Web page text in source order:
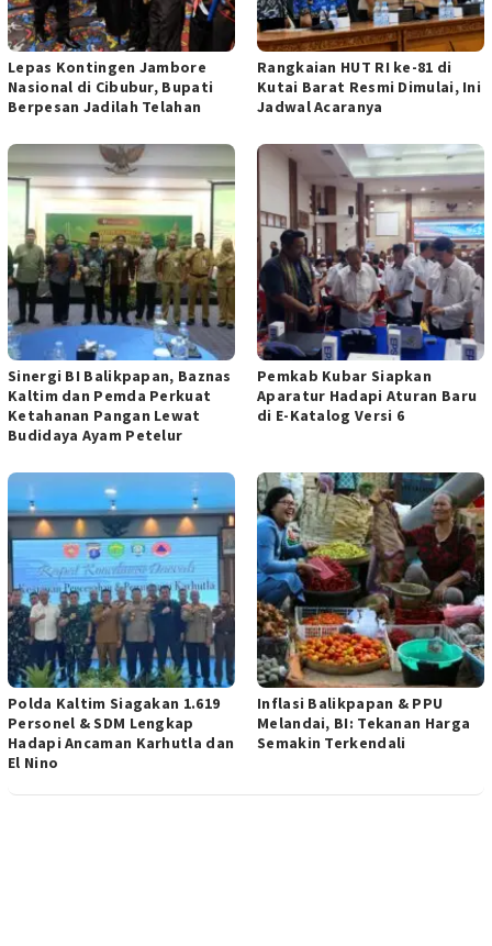
Lepas Kontingen Jambore
Nasional di Cibubur, Bupati
Berpesan Jadilah Telahan
Rangkaian HUT RI ke-81 di
Kutai Barat Resmi Dimulai, Ini
Jadwal Acaranya
Sinergi BI Balikpapan, Baznas
Kaltim dan Pemda Perkuat
Ketahanan Pangan Lewat
Budidaya Ayam Petelur
Pemkab Kubar Siapkan
Aparatur Hadapi Aturan Baru
di E-Katalog Versi 6
Polda Kaltim Siagakan 1.619
Personel & SDM Lengkap
Hadapi Ancaman Karhutla dan
El Nino
Inflasi Balikpapan & PPU
Melandai, BI: Tekanan Harga
Semakin Terkendali